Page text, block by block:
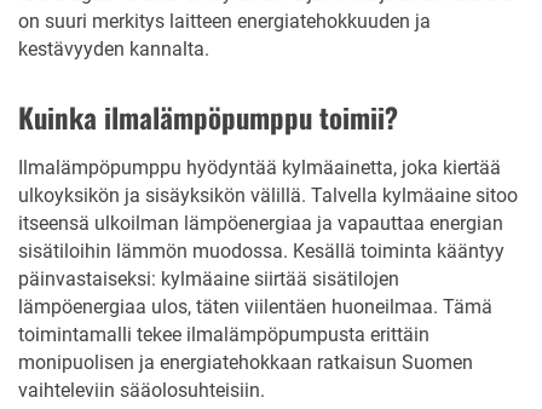
on suuri merkitys laitteen energiatehokkuuden ja
kestävyyden kannalta.
Kuinka ilmalämpöpumppu toimii?
Ilmalämpöpumppu hyödyntää kylmäainetta, joka kiertää
ulkoyksikön ja sisäyksikön välillä. Talvella kylmäaine sitoo
itseensä ulkoilman lämpöenergiaa ja vapauttaa energian
sisätiloihin lämmön muodossa. Kesällä toiminta kääntyy
päinvastaiseksi: kylmäaine siirtää sisätilojen
lämpöenergiaa ulos, täten viilentäen huoneilmaa. Tämä
toimintamalli tekee ilmalämpöpumpusta erittäin
monipuolisen ja energiatehokkaan ratkaisun Suomen
vaihteleviin sääolosuhteisiin.